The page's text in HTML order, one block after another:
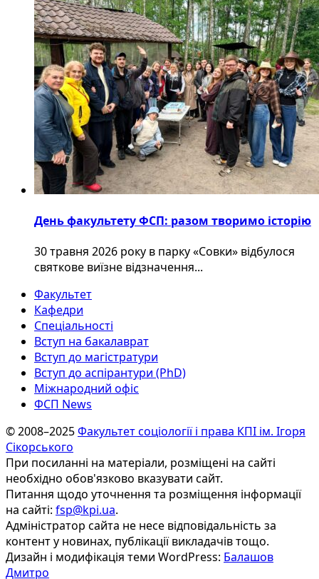
День факультету ФСП: разом творимо історію
30 травня 2026 року в парку «Совки» відбулося
святкове виїзне відзначення...
Факультет
Кафедри
Спеціальності
Вступ на бакалаврат
Вступ до магістратури
Вступ до аспірантури (PhD)
Міжнародний офіс
ФСП News
© 2008–2025Факультет соціології і права КПІ ім. Ігоря
Сікорського
При посиланні на матеріали, розміщені на сайті
необхідно обов'язково вказувати сайт.
Питання щодо уточнення та розміщення інформації
на сайті: fsp@kpi.ua.
Адміністратор сайта не несе відповідальність за
контент у новинах, публікації викладачів тощо.
Дизайн і модифікація теми WordPress: Балашов
Дмитро